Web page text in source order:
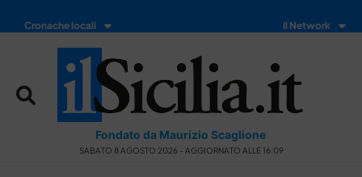
Cronache locali Il Network
Fondato da Maurizio Scaglione
SABATO 8 AGOSTO 2026 - AGGIORNATO ALLE 16:09